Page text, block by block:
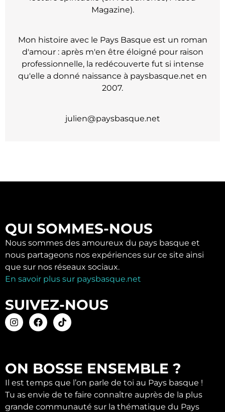
Magazine).
Mon histoire avec le Pays Basque est un roman
d'amour : après m'en être éloigné pour raison
professionnelle, la redécouverte fut si intense
qu'elle a donné naissance à paysbasque.net en
2007.
julien@paysbasque.net
QUI SOMMES-NOUS
Nous sommes des amoureux du pays basque et
nous partageons nos expériences sur ce site ainsi
que sur nos réseaux sociaux.
En savoir plus sur paysbasque.net
SUIVEZ-NOUS
ON BOSSE ENSEMBLE ?
Il est temps que l’on parle de toi au Pays basque !
Tu as envie de te faire connaître auprès de la plus
grande communauté sur la thématique du Pays